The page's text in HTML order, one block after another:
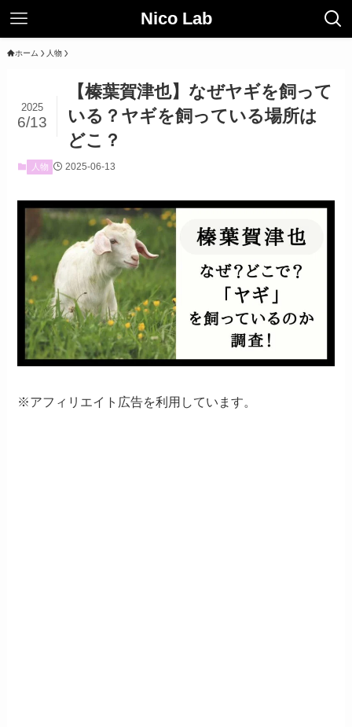
Nico Lab
ホーム 人物
【榛葉賀津也】なぜヤギを飼って
いる？ヤギを飼っている場所は
どこ？
2025
6/13
人物 2025-06-13
※アフィリエイト広告を利用しています。